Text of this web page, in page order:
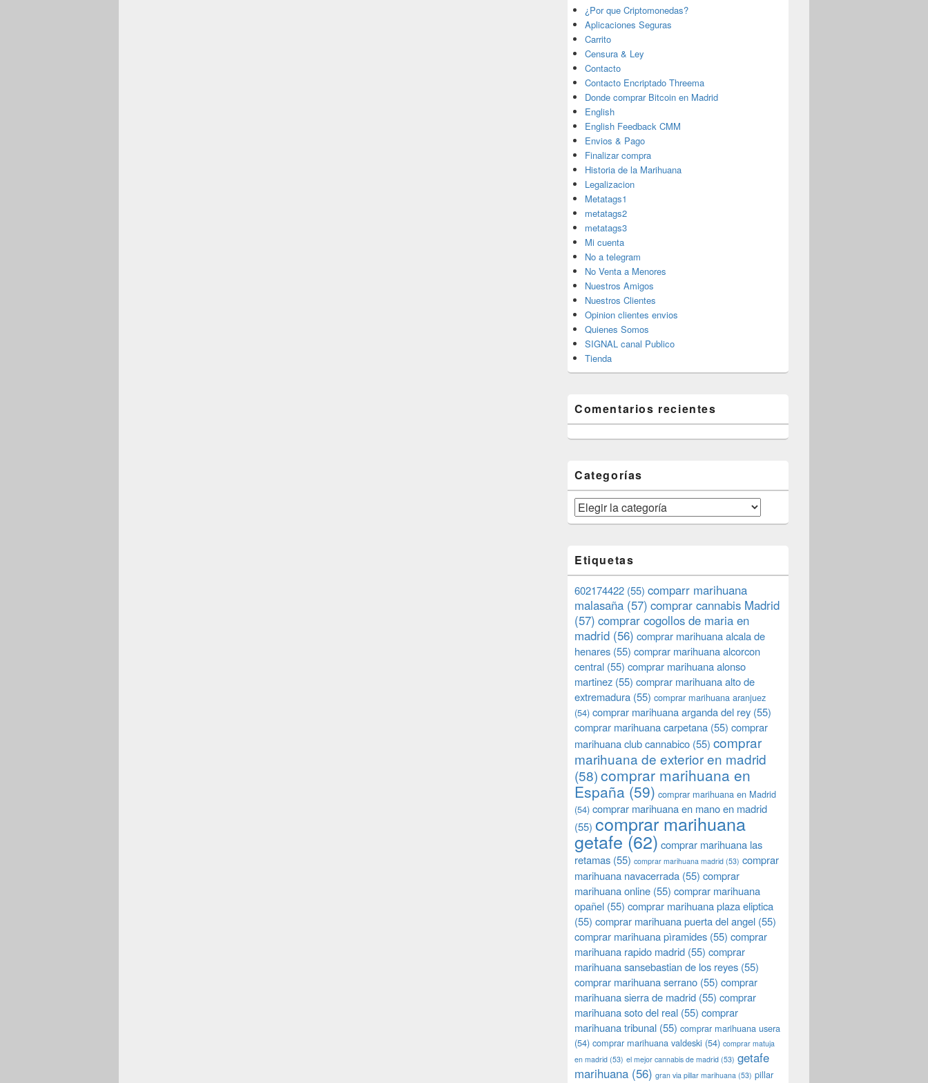
¿Por que Criptomonedas?
Aplicaciones Seguras
Carrito
Censura & Ley
Contacto
Contacto Encriptado Threema
Donde comprar Bitcoin en Madrid
English
English Feedback CMM
Envios & Pago
Finalizar compra
Historia de la Marihuana
Legalizacion
Metatags1
metatags2
metatags3
Mi cuenta
No a telegram
No Venta a Menores
Nuestros Amigos
Nuestros Clientes
Opinion clientes envios
Quienes Somos
SIGNAL canal Publico
Tienda
Comentarios recientes
Categorías
Categorías
Etiquetas
602174422 (55) comparr marihuana
malasaña (57) comprar cannabis Madrid
(57) comprar cogollos de maria en
madrid (56) comprar marihuana alcala de
henares (55) comprar marihuana alcorcon
central (55) comprar marihuana alonso
martinez (55) comprar marihuana alto de
extremadura (55) comprar marihuana aranjuez
(54) comprar marihuana arganda del rey (55)
comprar marihuana carpetana (55) comprar
marihuana club cannabico (55) comprar
marihuana de exterior en madrid
(58)comprar marihuana en
España (59) comprar marihuana en Madrid
(54) comprar marihuana en mano en madrid
(55) comprar marihuana
getafe (62) comprar marihuana las
retamas (55) comprar marihuana madrid (53) comprar
marihuana navacerrada (55) comprar
marihuana online (55) comprar marihuana
opañel (55) comprar marihuana plaza eliptica
(55) comprar marihuana puerta del angel (55)
comprar marihuana pìramides (55) comprar
marihuana rapido madrid (55) comprar
marihuana sansebastian de los reyes (55)
comprar marihuana serrano (55) comprar
marihuana sierra de madrid (55) comprar
marihuana soto del real (55) comprar
marihuana tribunal (55) comprar marihuana usera
(54) comprar marihuana valdeski (54) comprar matuja
en madrid (53) el mejor cannabis de madrid (53) getafe
marihuana (56) gran via pillar marihuana (53) pillar